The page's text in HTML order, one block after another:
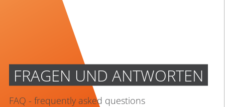
FRAGEN UND ANTWORTEN
FAQ - frequently asked questions